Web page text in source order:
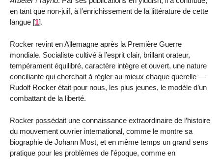
en tant que non-juif, à l’enrichissement de la littérature de cette
langue [1].
Rocker revint en Allemagne après la Première Guerre
mondiale. Socialiste cultivé à l’esprit clair, brillant orateur,
tempérament équilibré, caractère intègre et ouvert, une nature
conciliante qui cherchait à régler au mieux chaque querelle —
Rudolf Rocker était pour nous, les plus jeunes, le modèle d’un
combattant de la liberté.
Rocker possédait une connaissance extraordinaire de l’histoire
du mouvement ouvrier international, comme le montre sa
biographie de Johann Most, et en même temps un grand sens
pratique pour les problèmes de l’époque, comme en